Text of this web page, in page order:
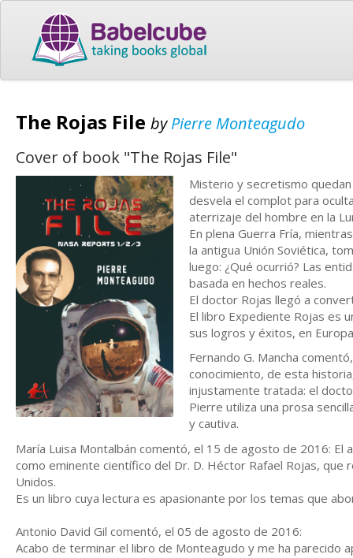
The Rojas File byPierre Monteagudo
Cover of book "The Rojas File"
Misterio y secretismo
desvela el complot para
aterrizaje del hombre en la
En plena Guerra Fría,
la antigua Unión Soviética,
luego: ¿Qué ocurrió? Las
basada en hechos reales.
El doctor Rojas llegó a
El libro Expediente Rojas es
sus logros y éxitos, en
Fernando G. Mancha
conocimiento, de esta
injustamente tratada: el
Pierre utiliza una prosa
y cautiva.
María Luisa Montalbán comentó, el 15 de agosto de 2016:
como eminente científico del Dr. D. Héctor Rafael Rojas,
Unidos.
Es un libro cuya lectura es apasionante por los temas que
Antonio David Gil comentó, el 05 de agosto de 2016:
Acabo de terminar el libro de Monteagudo y me ha parecido